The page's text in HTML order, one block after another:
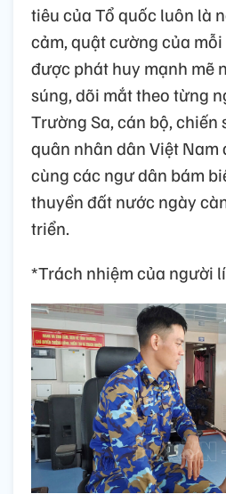
tiêu của Tổ quốc luôn là
cảm, quật cường của
được phát huy mạnh mẽ
súng, dõi mắt theo từng
Trường Sa, cán bộ, chiến
quân nhân dân Việt Nam
cùng các ngư dân bám
thuyền đất nước ngày
triển.
*Trách nhiệm của người